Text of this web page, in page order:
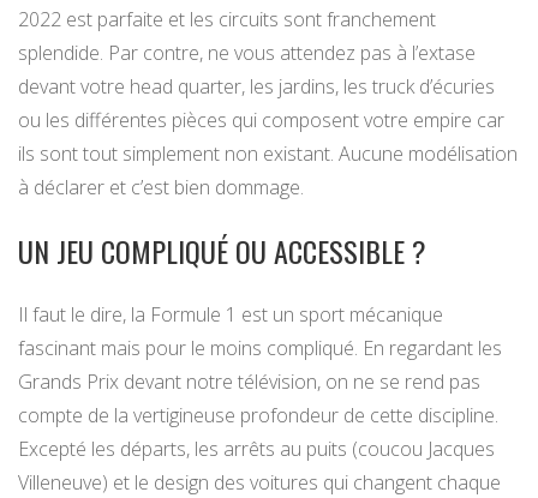
2022 est parfaite et les circuits sont franchement
splendide. Par contre, ne vous attendez pas à l’extase
devant votre head quarter, les jardins, les truck d’écuries
ou les différentes pièces qui composent votre empire car
ils sont tout simplement non existant. Aucune modélisation
à déclarer et c’est bien dommage.
UN JEU COMPLIQUÉ OU ACCESSIBLE ?
Il faut le dire, la Formule 1 est un sport mécanique
fascinant mais pour le moins compliqué. En regardant les
Grands Prix devant notre télévision, on ne se rend pas
compte de la vertigineuse profondeur de cette discipline.
Excepté les départs, les arrêts au puits (coucou Jacques
Villeneuve) et le design des voitures qui changent chaque